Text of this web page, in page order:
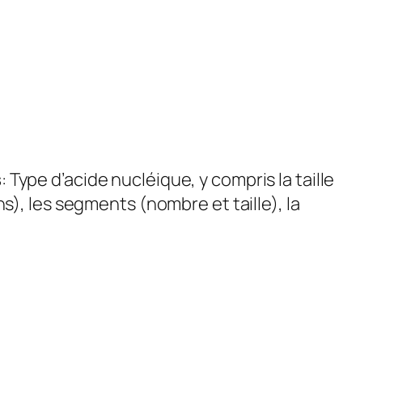
: Type d’acide nucléique, y compris la taille
les segments (nombre et taille), la